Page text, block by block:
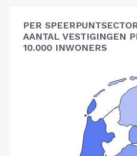
PER
AANTAL VESTIGINGEN
10.000 INWONERS